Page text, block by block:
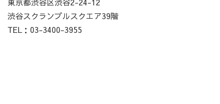
渋谷スクランブルスクエア39階
TEL：03-3400-3955